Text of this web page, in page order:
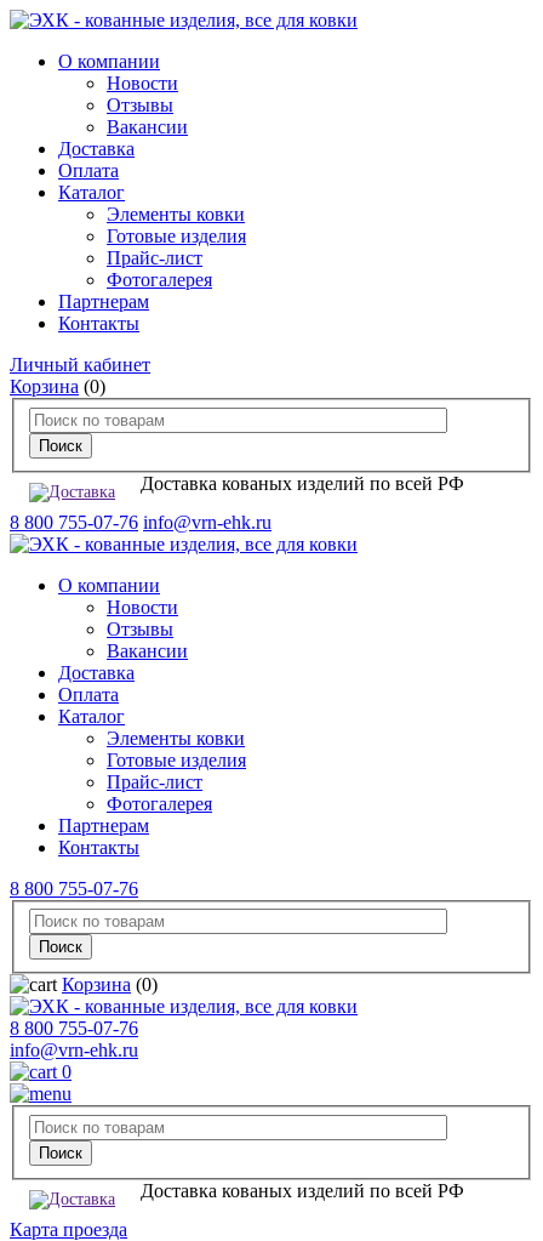
О компании
Новости
Отзывы
Вакансии
Доставка
Оплата
Каталог
Элементы ковки
Готовые изделия
Прайс-лист
Фотогалерея
Партнерам
Контакты
Личный кабинет
Корзина (0)
Доставка кованых изделий по всей РФ
8 800 755-07-76 info@vrn-ehk.ru
О компании
Новости
Отзывы
Вакансии
Доставка
Оплата
Каталог
Элементы ковки
Готовые изделия
Прайс-лист
Фотогалерея
Партнерам
Контакты
8 800 755-07-76
Корзина (0)
8 800 755-07-76
info@vrn-ehk.ru
0
Доставка кованых изделий по всей РФ
Карта проезда